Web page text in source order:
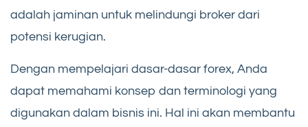
adalah jaminan untuk melindungi broker dari
potensi kerugian.
Dengan mempelajari dasar-dasar forex, Anda
dapat memahami konsep dan terminologi yang
digunakan dalam bisnis ini. Hal ini akan membantu